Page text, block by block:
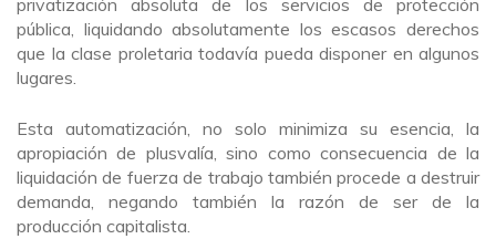
privatización absoluta de los servicios de protección
pública, liquidando absolutamente los escasos derechos
que la clase proletaria todavía pueda disponer en algunos
lugares.
Esta automatización, no solo minimiza su esencia, la
apropiación de plusvalía, sino como consecuencia de la
liquidación de fuerza de trabajo también procede a destruir
demanda, negando también la razón de ser de la
producción capitalista.